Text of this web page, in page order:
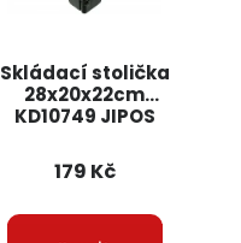
Skládací stolička
28x20x22cm
KD10749 JIPOS
179 Kč